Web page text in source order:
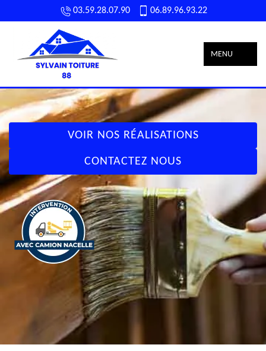
03.59.28.07.90 06.89.96.93.22
MENU
VOIR NOS RÉALISATIONS
CONTACTEZ NOUS